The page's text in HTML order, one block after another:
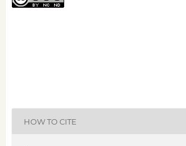
HOW TO CITE